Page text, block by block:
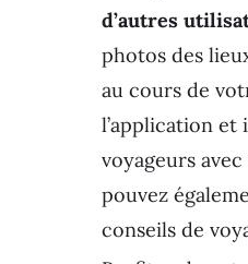
d’autres
photos des
au cours de
l’application et
voyageurs
pouvez
conseils de